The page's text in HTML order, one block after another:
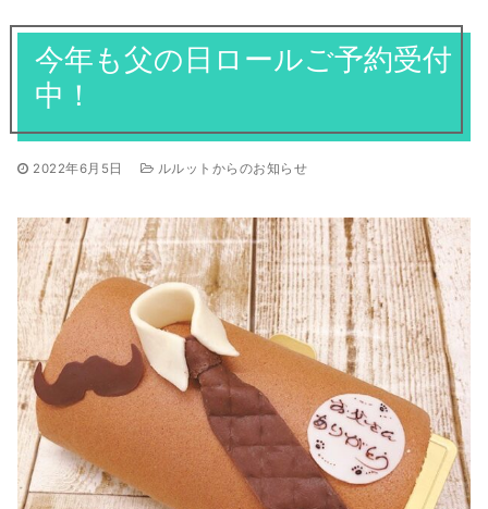
焼き菓子
アントルメ
アクセスマップ
営業日
全てのお知らせ
採用情報
プリントクッキーのご予約について
ギフト
今年も父の日ロールご予約受付
中！
2022年6月5日 ルルットからのお知らせ